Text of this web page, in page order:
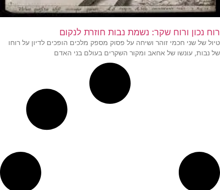
רוח נכון ורוח שקר: נשמת נבות חוזרת לנקום
טיול של שני חכמי זוהר ושיחה על פסוק מספק מלכים הופכים לדיון על רוחו
של נבות, עונשו של אחאב ומקור השקרים בעולם בני האדם